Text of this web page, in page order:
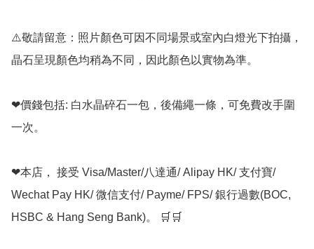
⚠️敬請留意：照片顏色可因不同場景或室內白燈光下拍攝，
晶石呈現顏色均稍為不同，因此顏色以實物為準。
❤價錢包括: 白水晶碎石一包，後備繩一條，可免費改手圍
一次。
❤本店， 接受 Visa/Master/八達通/ Alipay HK/ 支付寶/
Wechat Pay HK/ 微信支付/ Payme/ FPS/ 銀行過數(BOC,
HSBC & Hang Seng Bank)。 🛒🛒